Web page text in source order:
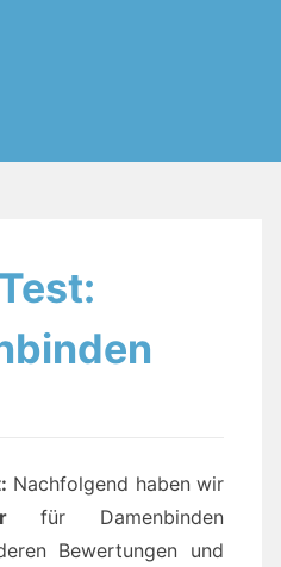
Nachfolgend haben wir
für Damenbinden
Bewertungen und